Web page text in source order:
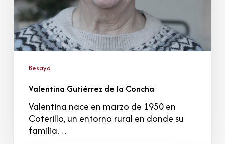
Besaya
Valentina Gutiérrez de la Concha
Valentina nace en marzo de 1950 en
Coterillo, un entorno rural en donde su
familia…